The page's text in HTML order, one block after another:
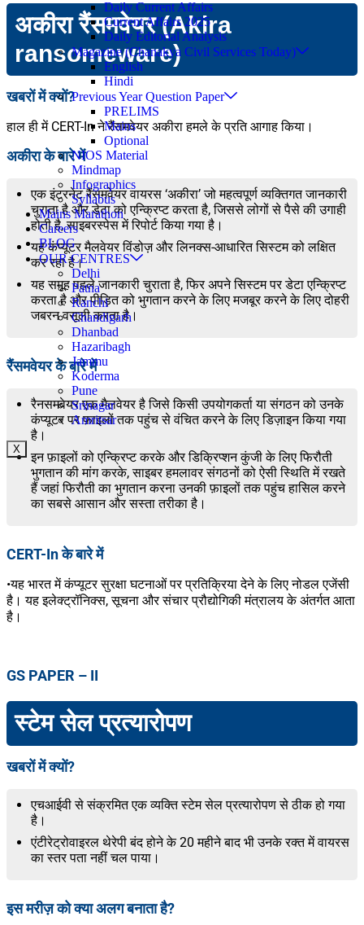
Daily Current Affairs
Current Affairs 2025
Daily Editorial Analysis
Magazine (Chanakya Civil Services Today)
English
Hindi
Previous Year Question Paper
PRELIMS
Mains
Optional
NIOS Material
Mindmap
Infographics
Syllabus
Mains Marathon
Careers
BLOG
OUR CENTRES
Delhi
Patna
Ranchi
Chandigarh
Dhanbad
Hazaribagh
Jammu
Koderma
Pune
Srinagar
Amritsar
X
अकीरा रैंसमवेयर (Akira
ransomeware)
खबरों में क्यों?
हाल ही में CERT-In ने रैंसमवेयर अकीरा हमले के प्रति आगाह किया।
अकीरा के बारे में
एक इंटरनेट रैंसमवेयर वायरस ‘अकीरा’ जो महत्वपूर्ण व्यक्तिगत जानकारी
चुराता है और डेटा को एन्क्रिप्ट करता है, जिससे लोगों से पैसे की उगाही
होती है, साइबरस्पेस में रिपोर्ट किया गया है।
यह कंप्यूटर मैलवेयर विंडोज़ और लिनक्स-आधारित सिस्टम को लक्षित
कर रहा है।
यह समूह पहले जानकारी चुराता है, फिर अपने सिस्टम पर डेटा एन्क्रिप्ट
करता है और पीड़ित को भुगतान करने के लिए मजबूर करने के लिए दोहरी
जबरन वसूली करता है।
रैंसमवेयर के बारे में
रैनसमवेयर एक मैलवेयर है जिसे किसी उपयोगकर्ता या संगठन को उनके
कंप्यूटर पर फ़ाइलों तक पहुंच से वंचित करने के लिए डिज़ाइन किया गया
है।
इन फ़ाइलों को एन्क्रिप्ट करके और डिक्रिप्शन कुंजी के लिए फिरौती
भुगतान की मांग करके, साइबर हमलावर संगठनों को ऐसी स्थिति में रखते
हैं जहां फिरौती का भुगतान करना उनकी फ़ाइलों तक पहुंच हासिल करने
का सबसे आसान और सस्ता तरीका है।
CERT-In के बारे में
•यह भारत में कंप्यूटर सुरक्षा घटनाओं पर प्रतिक्रिया देने के लिए नोडल एजेंसी
है। यह इलेक्ट्रॉनिक्स, सूचना और संचार प्रौद्योगिकी मंत्रालय के अंतर्गत आता
है।
GS PAPER – II
स्टेम सेल प्रत्यारोपण
खबरों में क्यों?
एचआईवी से संक्रमित एक व्यक्ति स्टेम सेल प्रत्यारोपण से ठीक हो गया
है।
एंटीरेट्रोवाइरल थेरेपी बंद होने के 20 महीने बाद भी उनके रक्त में वायरस
का स्तर पता नहीं चल पाया।
इस मरीज़ को क्या अलग बनाता है?